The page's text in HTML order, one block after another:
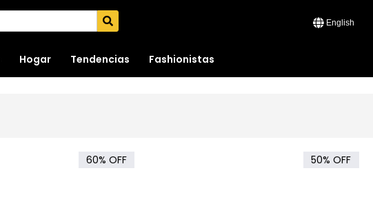
English
Hogar Tendencias Fashionistas